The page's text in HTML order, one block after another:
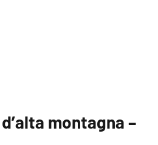
montagna –